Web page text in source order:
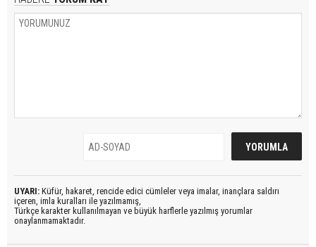
UYARI: Küfür, hakaret, rencide edici cümleler veya imalar, inançlara saldırı
içeren, imla kuralları ile yazılmamış,
Türkçe karakter kullanılmayan ve büyük harflerle yazılmış yorumlar
onaylanmamaktadır.